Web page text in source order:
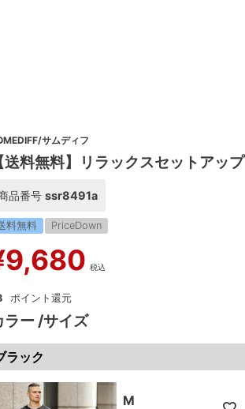
サムディフ
【送料無料】リラックスセットアップ
品番号 ssr8491a
料無料 PriceDown
9,680 税込
ラー サイズ
ラック
M